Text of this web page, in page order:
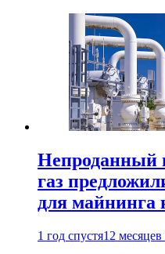
Непроданный
газ
для майнинга
1 год спустя12 месяцев